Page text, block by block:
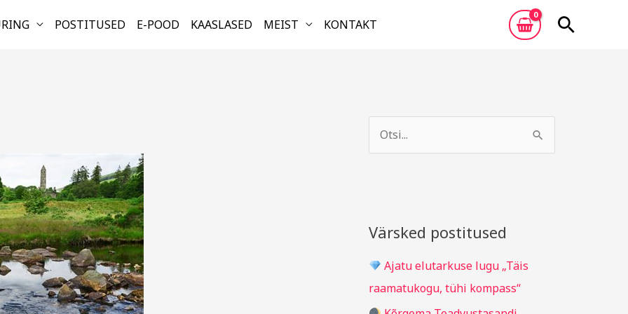
POSTITUSED E-POOD KAASLASED MEIST KONTAKT Otsi
c
f
o
Värsked postitused
Ajatu elutarkuse lugu „Täis
raamatukogu, tühi kompass“
h
b
g
i
d